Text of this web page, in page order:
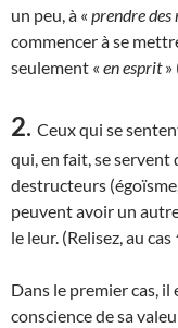
un peu, à « prendre des
commencer à se
seulement « en esprit»
2. Ceux qui se
qui, en fait, se servent
destructeurs
peuvent avoir un
le leur. (Relisez, au
Dans le premier cas,
conscience de sa